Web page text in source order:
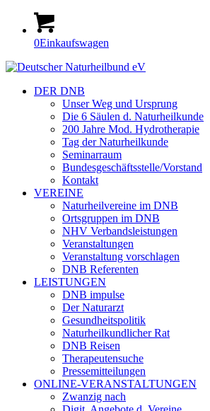
0Einkaufswagen
DER DNB
Unser Weg und Ursprung
Die 6 Säulen d. Naturheilkunde
200 Jahre Mod. Hydrotherapie
Tag der Naturheilkunde
Seminarraum
Bundesgeschäftsstelle/Vorstand
Kontakt
VEREINE
Naturheilvereine im DNB
Ortsgruppen im DNB
NHV Verbandsleistungen
Veranstaltungen
Veranstaltung vorschlagen
DNB Referenten
LEISTUNGEN
DNB impulse
Der Naturarzt
Gesundheitspolitik
Naturheilkundlicher Rat
DNB Reisen
Therapeutensuche
Pressemitteilungen
ONLINE-VERANSTALTUNGEN
Zwanzig nach